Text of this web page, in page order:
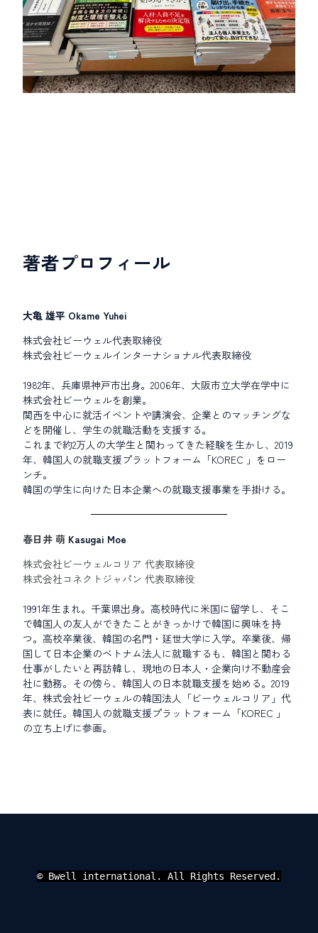
著者プロフィール
大亀 雄平 Okame Yuhei
株式会社ビーウェル代表取締役
株式会社ビーウェルインターナショナル代表取締役
1982年、兵庫県神戸市出身。2006年、大阪市立大学在学中に
株式会社ビーウェルを創業。
関西を中心に就活イベントや講演会、企業とのマッチングな
どを開催し、学生の就職活動を支援する。
これまで約2万人の大学生と関わってきた経験を生かし、2019
年、韓国人の就職支援プラットフォーム「KOREC 」をロー
ンチ。
韓国の学生に向けた日本企業への就職支援事業を手掛ける。
春日井 萌 Kasugai Moe
株式会社ビーウェルコリア 代表取締役
株式会社コネクトジャパン 代表取締役
1991年生まれ。千葉県出身。高校時代に米国に留学し、そこ
で韓国人の友人ができたことがきっかけで韓国に興味を持
つ。高校卒業後、韓国の名門・延世大学に入学。卒業後、帰
国して日本企業のベトナム法人に就職するも、韓国と関わる
仕事がしたいと再訪韓し、現地の日本人・企業向け不動産会
社に勤務。その傍ら、韓国人の日本就職支援を始める。2019
年、株式会社ビーウェルの韓国法人「ビーウェルコリア」代
表に就任。韓国人の就職支援プラットフォーム「KOREC 」
の立ち上げに参画。
© Bwell international. All Rights Reserved.